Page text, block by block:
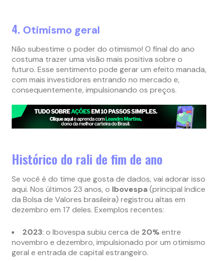
4. Otimismo geral
Não subestime o poder do otimismo! O final do ano
costuma trazer uma visão mais positiva sobre o
futuro. Esse sentimento pode gerar um efeito manada,
com mais investidores entrando no mercado e,
consequentemente, impulsionando os preços.
Histórico do rali de fim de ano
Se você é do time que gosta de dados, vai adorar isso
aqui. Nos últimos 23 anos, o Ibovespa(principal índice
da Bolsa de Valores brasileira) registrou altas em
dezembro em 17 deles. Exemplos recentes:
2023: o Ibovespa subiu cerca de 20% entre
novembro e dezembro, impulsionado por um otimismo
geral e entrada de capital estrangeiro.